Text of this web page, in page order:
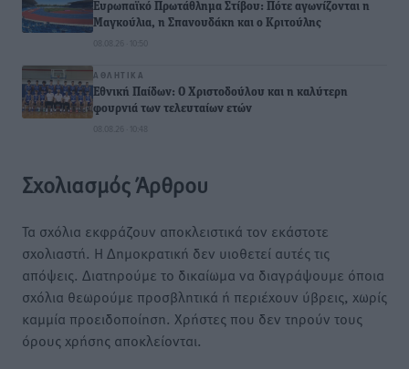
Ευρωπαϊκό Πρωτάθλημα Στίβου: Πότε αγωνίζονται η
Μαγκούλια, η Σπανουδάκη και ο Κριτούλης
08.08.26 · 10:50
ΑΘΛΗΤΙΚΆ
Εθνική Παίδων: Ο Χριστοδούλου και η καλύτερη
φουρνιά των τελευταίων ετών
08.08.26 · 10:48
Σχολιασμός Άρθρου
Τα σχόλια εκφράζουν αποκλειστικά τον εκάστοτε
σχολιαστή. Η Δημοκρατική δεν υιοθετεί αυτές τις
απόψεις. Διατηρούμε το δικαίωμα να διαγράψουμε όποια
σχόλια θεωρούμε προσβλητικά ή περιέχουν ύβρεις, χωρίς
καμμία προειδοποίηση. Χρήστες που δεν τηρούν τους
όρους χρήσης αποκλείονται.